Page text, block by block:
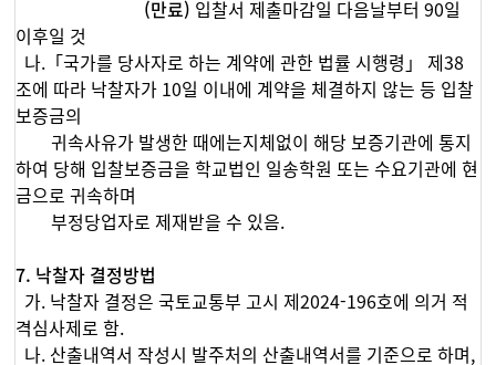
(만료) 입찰서 제출마감일 다음날부터 90일
이후일 것
나.「국가를 당사자로 하는 계약에 관한 법률 시행령」 제38
조에 따라 낙찰자가 10일 이내에 계약을 체결하지 않는 등 입찰
보증금의
귀속사유가 발생한 때에는지체없이 해당 보증기관에 통지
하여 당해 입찰보증금을 학교법인 일송학원 또는 수요기관에 현
금으로 귀속하며
부정당업자로 제재받을 수 있음.
7. 낙찰자 결정방법
가. 낙찰자 결정은 국토교통부 고시 제2024-196호에 의거 적
격심사제로 함.
나. 산출내역서 작성시 발주처의 산출내역서를 기준으로 하며,